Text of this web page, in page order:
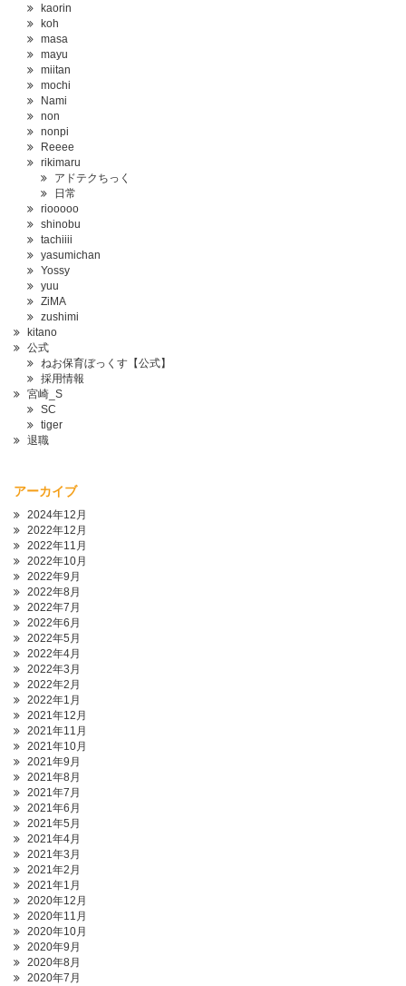
kaorin
koh
masa
mayu
miitan
mochi
Nami
non
nonpi
Reeee
rikimaru
アドテクちっく
日常
riooooo
shinobu
tachiiii
yasumichan
Yossy
yuu
ZiMA
zushimi
kitano
公式
ねお保育ぼっくす【公式】
採用情報
宮崎_S
SC
tiger
退職
アーカイブ
2024年12月
2022年12月
2022年11月
2022年10月
2022年9月
2022年8月
2022年7月
2022年6月
2022年5月
2022年4月
2022年3月
2022年2月
2022年1月
2021年12月
2021年11月
2021年10月
2021年9月
2021年8月
2021年7月
2021年6月
2021年5月
2021年4月
2021年3月
2021年2月
2021年1月
2020年12月
2020年11月
2020年10月
2020年9月
2020年8月
2020年7月